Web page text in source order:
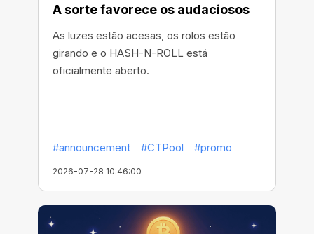
A sorte favorece os audaciosos
As luzes estão acesas, os rolos estão
girando e o HASH-N-ROLL está
oficialmente aberto.
#announcement #CTPool #promo
2026-07-28 10:46:00